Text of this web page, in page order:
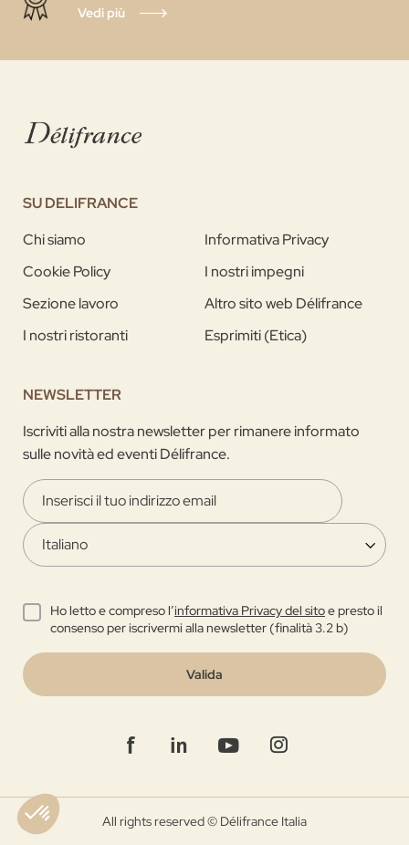
Vedi più
SU DELIFRANCE
Chi siamo
Informativa Privacy
Cookie Policy
I nostri impegni
Sezione lavoro
Altro sito web Délifrance
I nostri ristoranti
Esprimiti (Etica)
NEWSLETTER
Iscriviti alla nostra newsletter per rimanere informato
sulle novità ed eventi Délifrance.
Ho letto e compreso l’informativa Privacy del sitoe presto il
consenso per iscrivermi alla newsletter (finalità 3.2 b)
Valida
All rights reserved © Délifrance Italia